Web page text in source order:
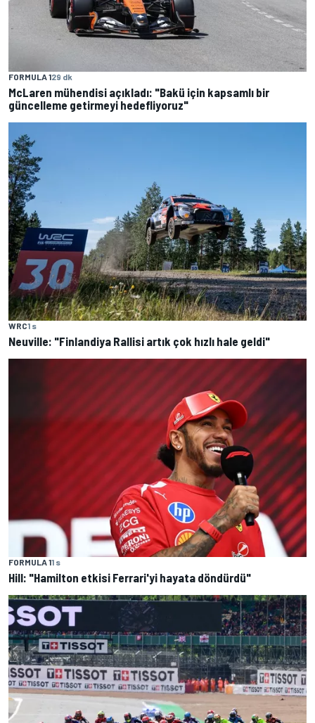
FORMULA 129 dk
McLaren mühendisi açıkladı: "Bakü için kapsamlı bir
güncelleme getirmeyi hedefliyoruz"
WRC1 s
Neuville: "Finlandiya Rallisi artık çok hızlı hale geldi"
FORMULA 11 s
Hill: "Hamilton etkisi Ferrari'yi hayata döndürdü"